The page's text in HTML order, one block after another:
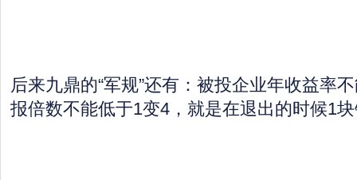
后来九鼎的“军规”还有：被投企业年收益率
报倍数不能低于1变4，就是在退出的时候1